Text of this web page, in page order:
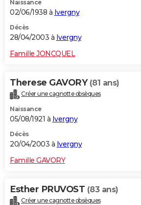
Naissance
02/06/1938 à Ivergny
Décès
28/04/2003 à Ivergny
Famille JONCQUEL
Therese GAVORY (81 ans)
Créer une cagnotte obsèques
Naissance
05/08/1921 à Ivergny
Décès
20/04/2003 à Ivergny
Famille GAVORY
Esther PRUVOST (83 ans)
Créer une cagnotte obsèques